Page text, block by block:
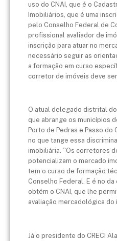
uso do CNAI, que é o
Imobiliários, que é uma
pelo Conselho Federal de
profissional avaliador de
inscrição para atuar no
necessário seguir as
a formação em curso
corretor de imóveis deve ser
O atual delegado distrital do
que abrange os municípios
Porto de Pedras e Passo do
no que tange essa
imobiliária. ``Os corretores
potencializam o mercado
tem o curso de formação
Conselho Federal. E é no
obtém o CNAI, que lhe
avaliação mercadológica do
Já o presidente do CRECI